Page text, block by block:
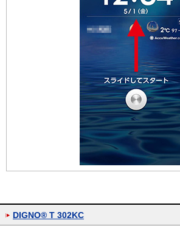
DIGNO® T 302KC